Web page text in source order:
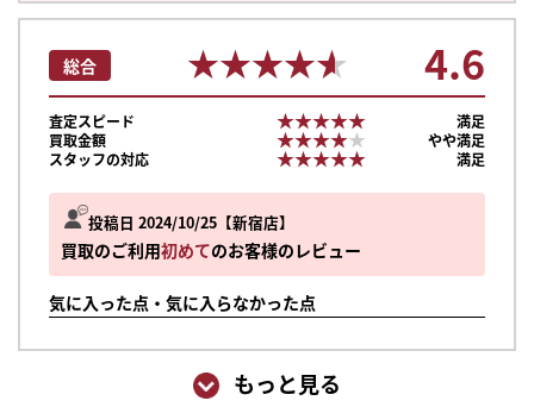
投稿日 2024/10/25 新宿店
買取のご利用初めてのお客様のレビュー
気に入った点・気に入らなかった点
総合 ★★★★★
★★★★★ 4.6
査定スピード ★★★★★
★★★★★
満足
買取金額
★★★★★
★★★★★
やや満足
スタッフの対応
★★★★★
★★★★★ 満足
もっと見る